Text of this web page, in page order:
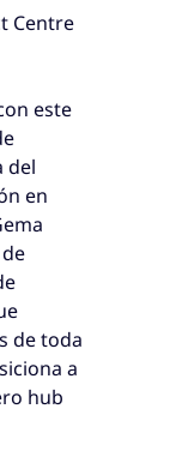
Centre
este
del
en
de toda
a
hub